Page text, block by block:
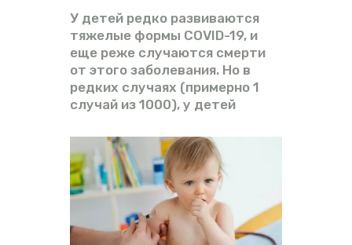
У детей редко развиваются
тяжелые формы COVID-19, и
еще реже случаются смерти
от этого заболевания. Но в
редких случаях (примерно 1
случай из 1000), у детей